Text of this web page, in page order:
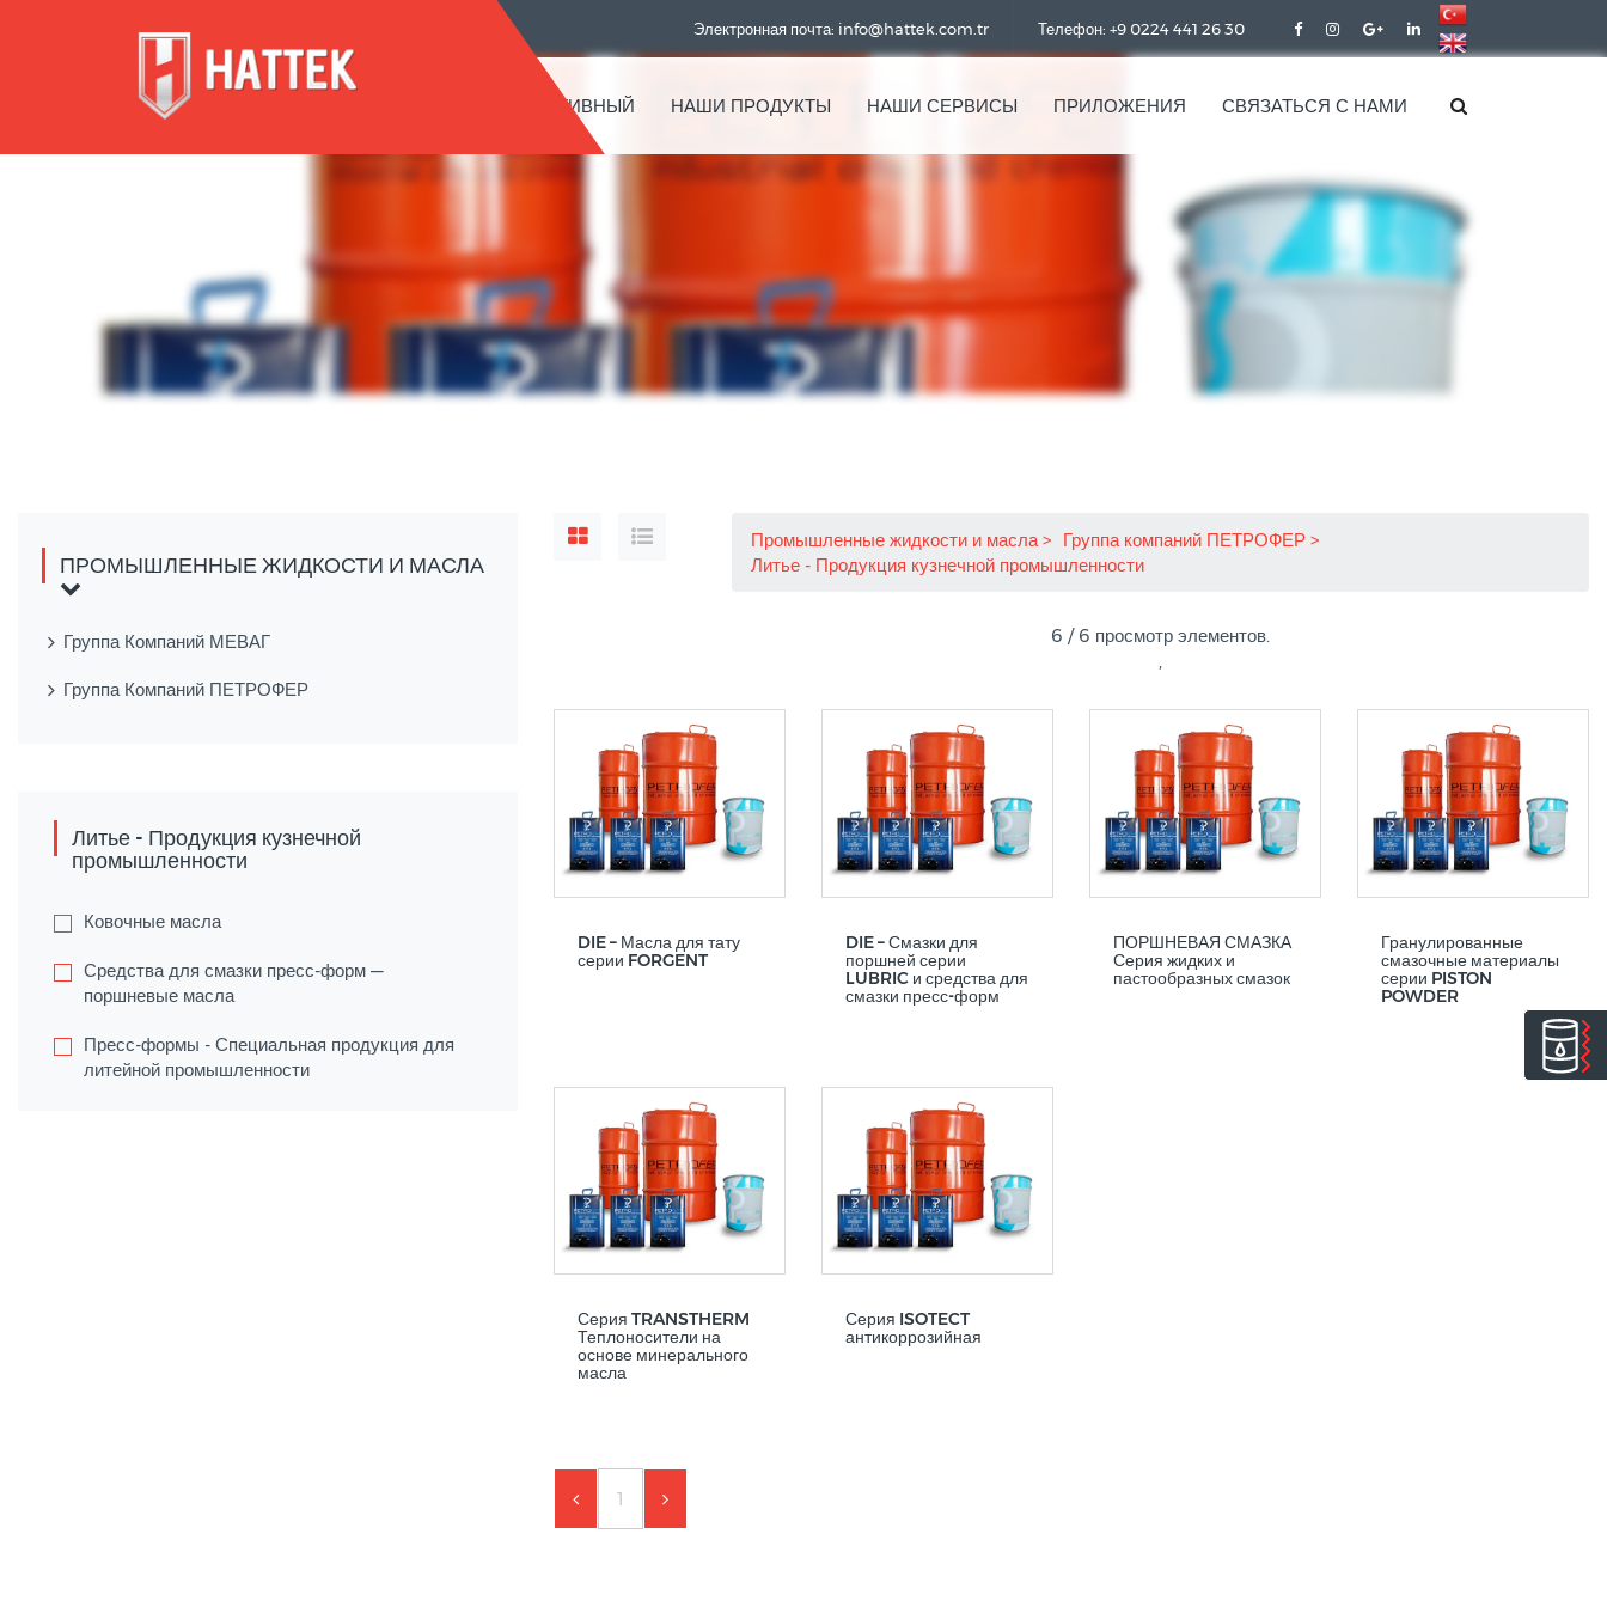
Электронная почта: info@hattek.com.tr Телефон: +9 0224 441 26 30
КОРПОРАТИВНЫЙ НАШИ ПРОДУКТЫ НАШИ СЕРВИСЫ ПРИЛОЖЕНИЯ СВЯЗАТЬСЯ С НАМИ
Промышленные жидкости и масла
Группа компаний ПЕТРОФЕР
Литье - Продукция кузнечной промышленности
6 / 6 просмотр элементов.
,
DIE – Масла для тату
серии FORGENT
DIE – Смазки для
поршней серии
LUBRIC и средства для
смазки пресс-форм
ПОРШНЕВАЯ СМАЗКА
Серия жидких и
пастообразных смазок
Гранулированные
смазочные материалы
серии PISTON
POWDER
Серия TRANSTHERM
Теплоносители на
основе минерального
масла
Серия ISOTECT
антикоррозийная
1
ПРОМЫШЛЕННЫЕ ЖИДКОСТИ И МАСЛА
Группа Компаний МЕВАГ
Группа Компаний ПЕТРОФЕР
Литье - Продукция кузнечной
промышленности
Ковочные масла
Средства для смазки пресс-форм —
поршневые масла
Пресс-формы - Специальная продукция для
литейной промышленности